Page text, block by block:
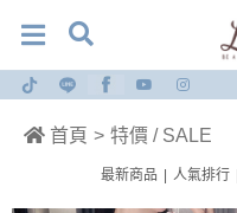
首頁 > 特價 / SALE
最新商品 人氣排行